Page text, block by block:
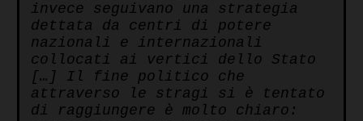
invece seguivano una strategia
dettata da centri di potere
nazionali e internazionali
collocati ai vertici dello Stato
[…] Il fine politico che
attraverso le stragi si è tentato
di raggiungere è molto chiaro: